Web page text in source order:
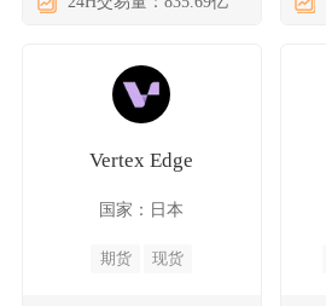
Vertex Edge
国家：日本
期货 现货